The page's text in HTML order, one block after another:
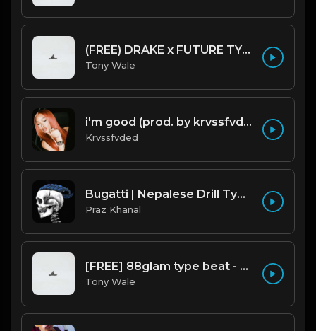
(FREE) DRAKE x FUTURE TYPE BEAT - Under Water 122 bpm (Prod by Tony Wale)
Tony Wale
i'm good (prod. by krvssfvded) 130bpm
Krvssfvded
Bugatti | Nepalese Drill Type Beat [Copyright Free Music]
Praz Khanal
[FREE] 88glam type beat - Heaven - 80 BPM C Maj (Prod by Tony Wale)
Tony Wale